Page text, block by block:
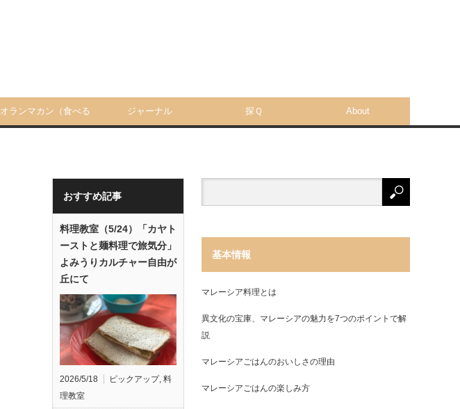
オランマカン（食べる ジャーナル 探Ｑ About
おすすめ記事
料理教室（5/24）「カヤト
ーストと麺料理で旅気分」
よみうりカルチャー自由が
丘にて
2026/5/18 ピックアップ, 料
理教室
基本情報
マレーシア料理とは
異文化の宝庫、マレーシアの魅力を7つのポイントで解
説
マレーシアごはんのおいしさの理由
マレーシアごはんの楽しみ方